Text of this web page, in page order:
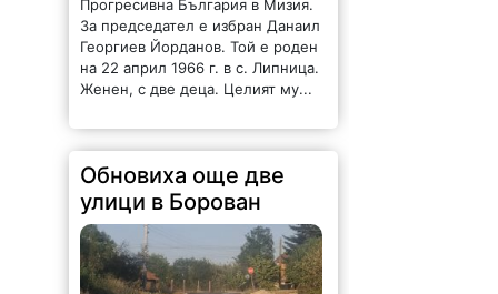
За председател е избран Данаил
Георгиев Йорданов. Той е роден
на 22 април 1966 г. в с. Липница.
Женен, с две деца. Целият му...
Обновиха още две
улици в Борован